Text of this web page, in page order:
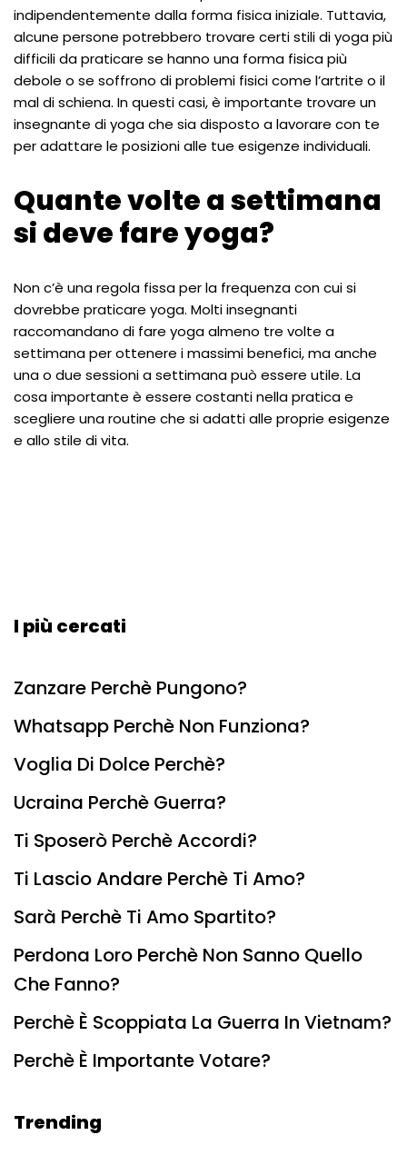
indipendentemente dalla forma fisica iniziale. Tuttavia,
alcune persone potrebbero trovare certi stili di yoga più
difficili da praticare se hanno una forma fisica più
debole o se soffrono di problemi fisici come l’artrite o il
mal di schiena. In questi casi, è importante trovare un
insegnante di yoga che sia disposto a lavorare con te
per adattare le posizioni alle tue esigenze individuali.
Quante volte a settimana
si deve fare yoga?
Non c’è una regola fissa per la frequenza con cui si
dovrebbe praticare yoga. Molti insegnanti
raccomandano di fare yoga almeno tre volte a
settimana per ottenere i massimi benefici, ma anche
una o due sessioni a settimana può essere utile. La
cosa importante è essere costanti nella pratica e
scegliere una routine che si adatti alle proprie esigenze
e allo stile di vita.
I più cercati
Zanzare Perchè Pungono?
Whatsapp Perchè Non Funziona?
Voglia Di Dolce Perchè?
Ucraina Perchè Guerra?
Ti Sposerò Perchè Accordi?
Ti Lascio Andare Perchè Ti Amo?
Sarà Perchè Ti Amo Spartito?
Perdona Loro Perchè Non Sanno Quello
Che Fanno?
Perchè È Scoppiata La Guerra In Vietnam?
Perchè È Importante Votare?
Trending